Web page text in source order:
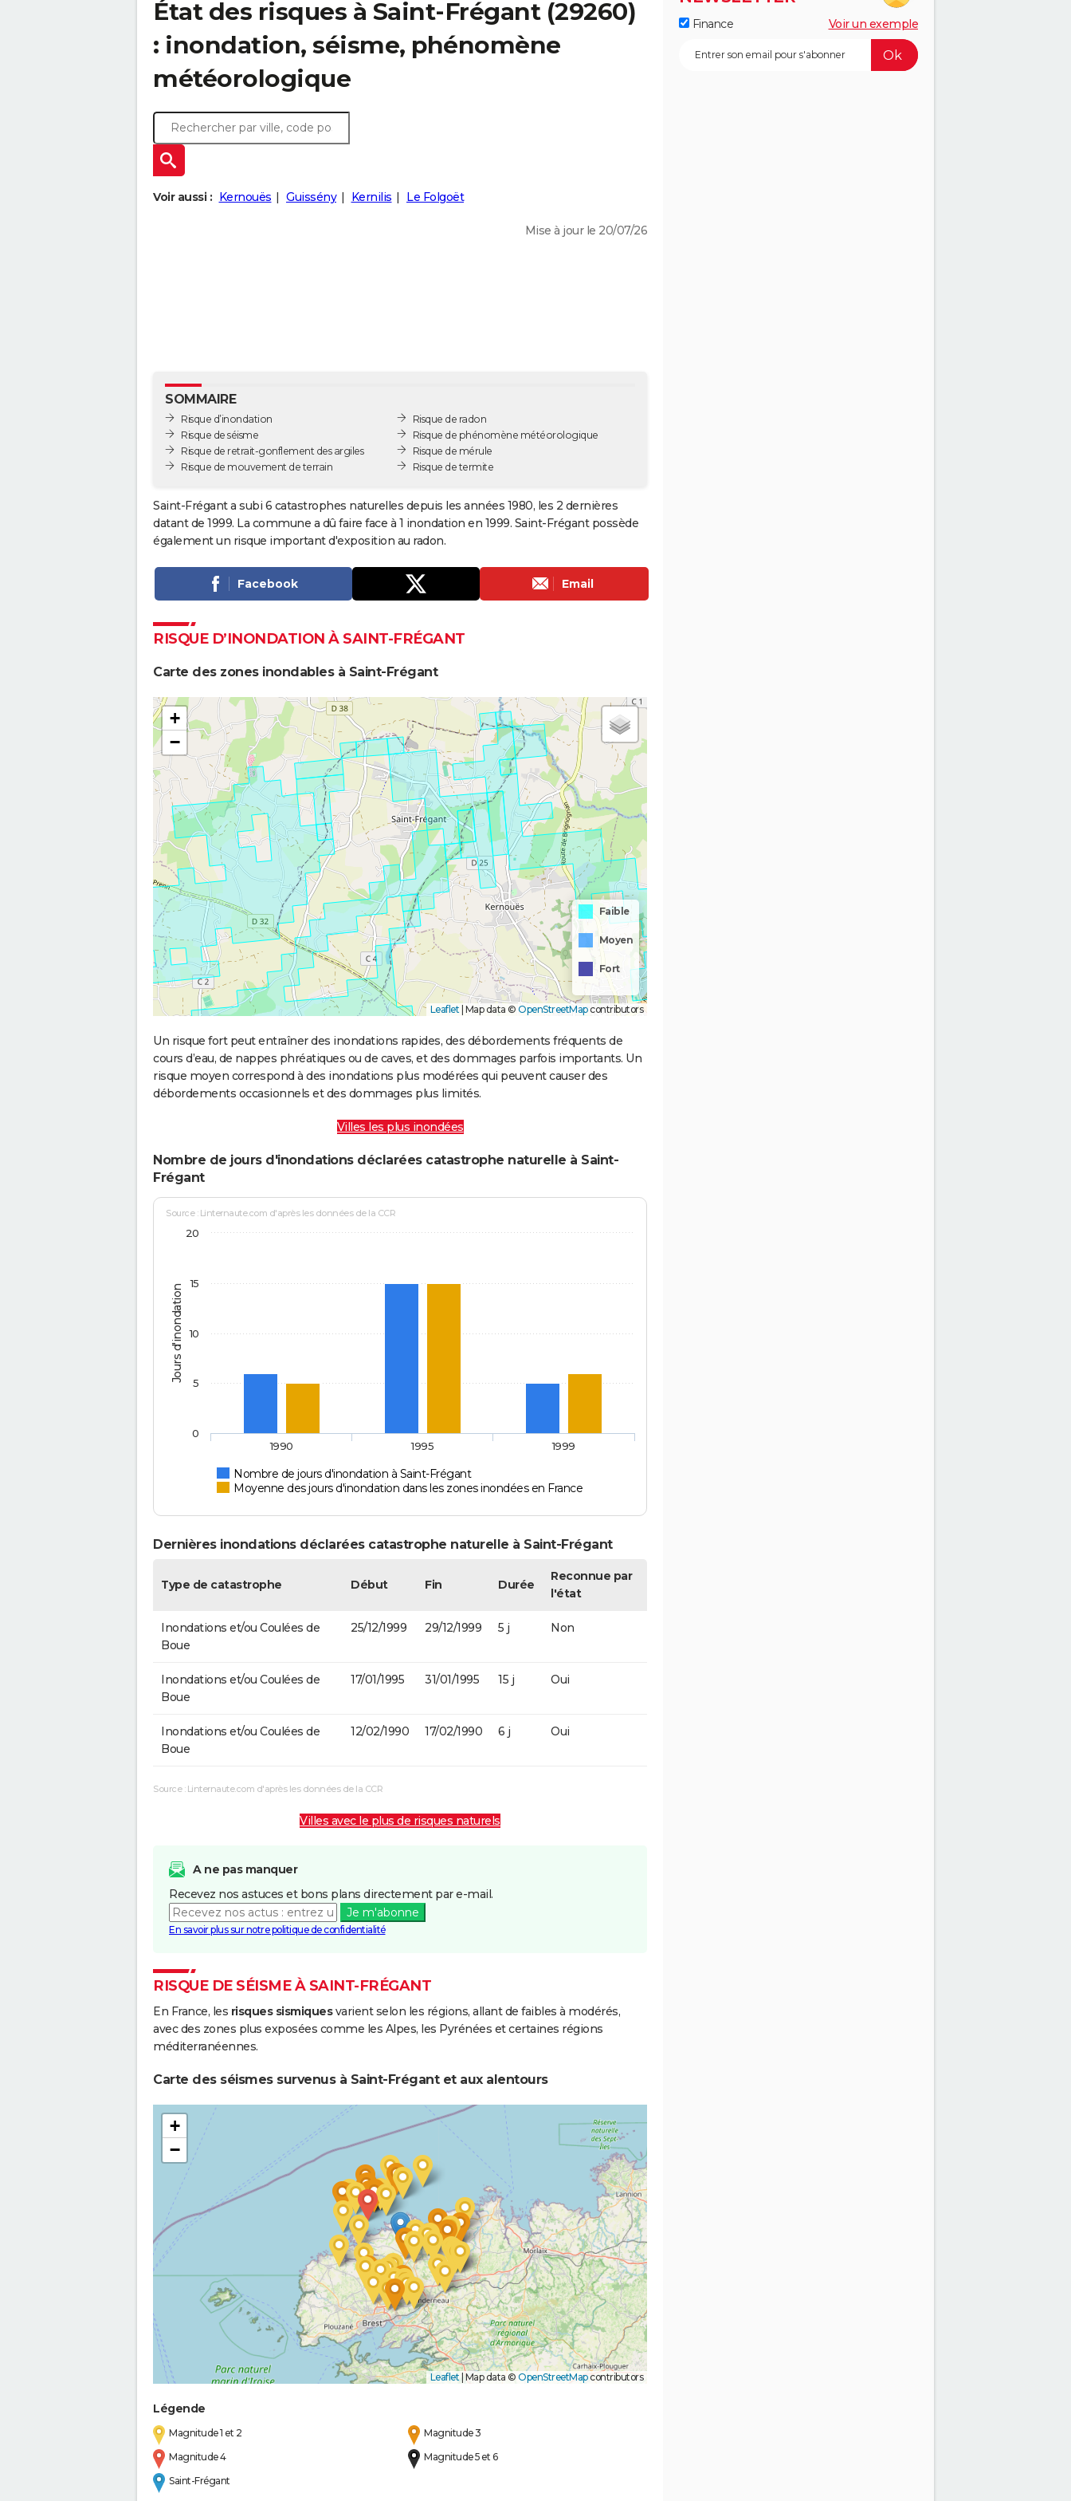
État des risques à Saint-Frégant (29260)
: inondation, séisme, phénomène
météorologique
Voir aussi : Kernouës Guissény Kernilis Le Folgoët
Mise à jour le 20/07/26
SOMMAIRE
Risque d’inondation
Risque de séisme
Risque de retrait-gonflement des argiles
Risque de mouvement de terrain
Risque de radon
Risque de phénomène météorologique
Risque de mérule
Risque de termite
Saint-Frégant a subi 6 catastrophes naturelles depuis les années 1980, les 2 dernières
datant de 1999. La commune a dû faire face à 1 inondation en 1999. Saint-Frégant possède
également un risque important d'exposition au radon.
Facebook Email
RISQUE D’INONDATION À SAINT-FRÉGANT
Carte des zones inondables à Saint-Frégant
+
−
Faible
Moyen
Fort
Leaflet Map data © OpenStreetMapcontributors
Un risque fort peut entraîner des inondations rapides, des débordements fréquents de
cours d’eau, de nappes phréatiques ou de caves, et des dommages parfois importants. Un
risque moyen correspond à des inondations plus modérées qui peuvent causer des
débordements occasionnels et des dommages plus limités.
Villes les plus inondées
Nombre de jours d'inondations déclarées catastrophe naturelle à Saint-
Frégant
Jours d'inondation
Source : Linternaute.com d'après les données de la CCR
Nombre de jours d'inondation à Saint-Frégant
Moyenne des jours d'inondation dans les zones inondées en France
1990 1995 1999
0
5
10
15
20
Dernières inondations déclarées catastrophe naturelle à Saint-Frégant
Type de catastrophe Début Fin Durée
Reconnue par
l'état
Inondations et/ou Coulées de
Boue
25/12/1999 29/12/1999 5 j Non
Inondations et/ou Coulées de
Boue
17/01/1995 31/01/1995 15 j Oui
Inondations et/ou Coulées de
Boue
12/02/1990 17/02/1990 6 j Oui
Source : Linternaute.com d'après les données de la CCR
Villes avec le plus de risques naturels
A ne pas manquer
Recevez nos astuces et bons plans directement par e-mail.
Je m'abonne
En savoir plus sur notre politique de confidentialité
RISQUE DE SÉISME À SAINT-FRÉGANT
En France, les risques sismiquesvarient selon les régions, allant de faibles à modérés,
avec des zones plus exposées comme les Alpes, les Pyrénées et certaines régions
méditerranéennes.
Carte des séismes survenus à Saint-Frégant et aux alentours
+
−
Leaflet Map data © OpenStreetMapcontributors
Légende
Magnitude 1 et 2
Magnitude 3
Magnitude 4
Magnitude 5 et 6
Saint-Frégant
Finance Voir un exemple